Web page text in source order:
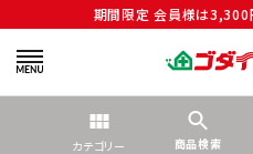
期間限定 会員様は3,300
カテゴリー 商品検索